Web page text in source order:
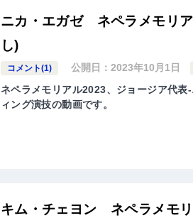
ニカ・エガゼ ネペラメモリ
し)
コメント(1) 公開日：2023年10月1日
ネペラメモリアル2023、ジョージア代
ィング演技の動画です。
キム・チェヨン ネペラメモ